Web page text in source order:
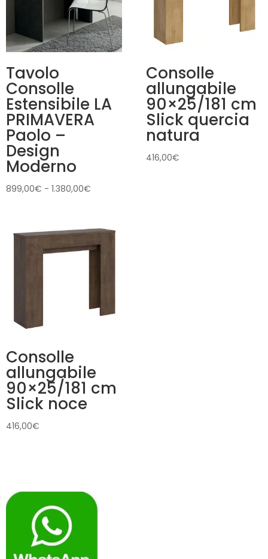
Tavolo
Consolle
Estensibile LA
PRIMAVERA
Paolo –
Design
Moderno
899,00€ - 1.380,00€
da
899,00€
Consolle
allungabile
90×25/181 cm
Slick quercia
natura
416,00€
Consolle
allungabile
90×25/181 cm
Slick noce
416,00€